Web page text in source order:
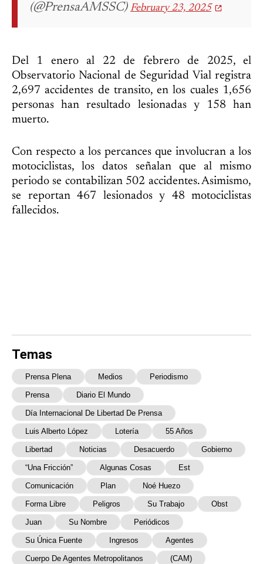
(@PrensaAMSSC) February 23, 2025
Del 1 enero al 22 de febrero de 2025, el
Observatorio Nacional de Seguridad Vial registra
2,697 accidentes de transito, en los cuales 1,656
personas han resultado lesionadas y 158 han
muerto.
Con respecto a los percances que involucran a los
motociclistas, los datos señalan que al mismo
periodo se contabilizan 502 accidentes. Asimismo,
se reportan 467 lesionados y 48 motociclistas
fallecidos.
Temas
Prensa Plena Medios Periodismo
Prensa Diario El Mundo
Día Internacional De Libertad De Prensa
Luis Alberto López Lotería 55 Años
Libertad Noticias Desacuerdo Gobierno
“una Fricción” Algunas Cosas Est
Comunicación Plan Noé Huezo
Forma Libre Peligros Su Trabajo Obst
Juan Su Nombre Periódicos
Su Única Fuente Ingresos Agentes
Cuerpo De Agentes Metropolitanos (CAM)